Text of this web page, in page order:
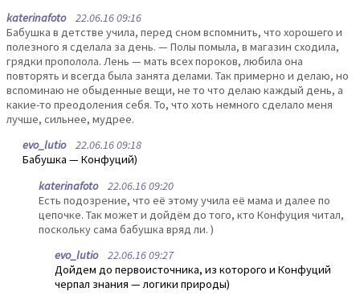
katerinafoto22.06.16 09:16
Бабушка в детстве учила, перед сном вспомнить, что хорошего и
полезного я сделала за день. — Полы помыла, в магазин сходила,
грядки прополола. Лень — мать всех пороков, любила она
повторять и всегда была занята делами. Так примерно и делаю, но
вспоминаю не обыденные вещи, не то что делаю каждый день, а
какие-то преодоления себя. То, что хоть немного сделало меня
лучше, сильнее, мудрее.
evo_lutio22.06.16 09:18
Бабушка — Конфуций)
katerinafoto22.06.16 09:20
Есть подозрение, что её этому учила её мама и далее по
цепочке. Так может и дойдём до того, кто Конфуция читал,
поскольку сама бабушка вряд ли. )
evo_lutio22.06.16 09:27
Дойдем до первоисточника, из которого и Конфуций
черпал знания — логики природы)